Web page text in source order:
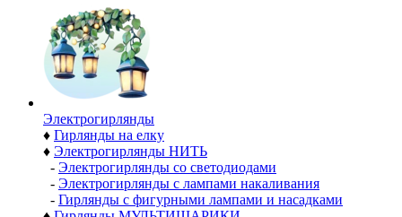
Электро­гирлянды
♦ Гирлянды на елку
♦ Электрогирлянды НИТЬ
- Электрогирлянды со светодиодами
- Электрогирлянды с лампами накаливания
- Гирлянды с фигурными лампами и насадками